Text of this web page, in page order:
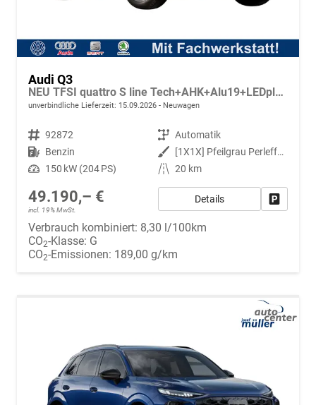
Audi Q3
NEU TFSI quattro S line Tech+AHK+Alu19+LEDplus+KlimaPlus+ExtSchwarz
unverbindliche Lieferzeit: 15.09.2026 Neuwagen
Fahrzeugnr. 92872 Getriebe Automatik
Kraftstoff Benzin Außenfarbe
[1X1X] Pfeilgrau Perleffekt
Leistung 150 kW (204 PS) Kilometerstand 20 km
49.190,– €
incl. 19% MwSt.
Details
Verbrauch kombiniert: 8,30 l/100km
CO2-Klasse: G
CO2-Emissionen: 189,00 g/km